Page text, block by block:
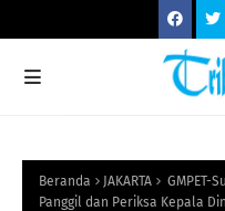
Beranda JAKARTA
GMPET-
Panggil dan Periksa Kepala